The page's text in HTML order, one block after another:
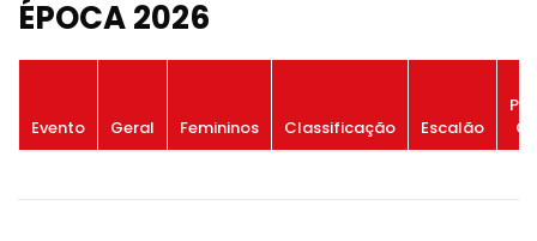
ÉPOCA 2026
Evento Geral Femininos Classificação Escalão